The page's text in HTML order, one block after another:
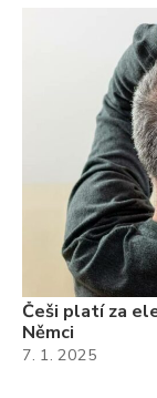
Češi platí za
Němci
7. 1. 2025